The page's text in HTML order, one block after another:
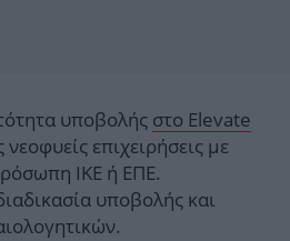
υποβολής στο Elevate
επιχειρήσεις με
ΙΚΕ ή ΕΠΕ.
υποβολής και